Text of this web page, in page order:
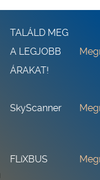
TALÁLD MEG
A LEGJOBB
ÁRAKAT!
SkyScanner
FLiXBUS